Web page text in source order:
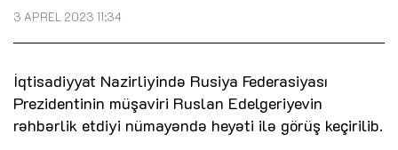
3 APREL 2023 11:34
İqtisadiyyat Nazirliyində Rusiya Federasiyası
Prezidentinin müşaviri Ruslan Edelgeriyevin
rəhbərlik etdiyi nümayəndə heyəti ilə görüş keçirilib.